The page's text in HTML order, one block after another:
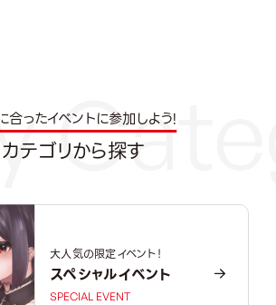
合ったイベントに参加しよう!
カテゴリから探す
大人気の限定イベント！
スペシャルイベント
SPECIAL EVENT